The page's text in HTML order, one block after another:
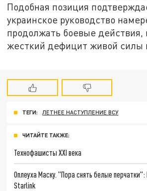
Подобная позиция
украинское руководство
продолжать боевые действия,
жесткий дефицит живой силы
ТЕГИ: ЛЕТНЕЕ НАСТУПЛЕНИЕ ВСУ
ЧИТАЙТЕ ТАКЖЕ:
Технофашисты XXI века
Оплеуха Маску. "Пора снять белые перчатки":
Starlink